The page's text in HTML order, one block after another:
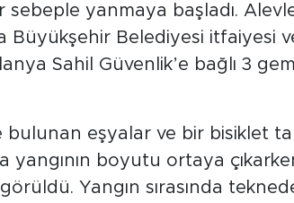
yanmaya başladı.
Büyükşehir Belediyesi itfaiyesi
Sahil Güvenlik’e bağlı 3
bulunan eşyalar ve bir bisiklet
yangının boyutu ortaya
Yangın sırasında